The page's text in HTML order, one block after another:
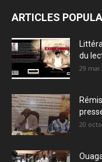
ARTICLES
du
29 mai
20